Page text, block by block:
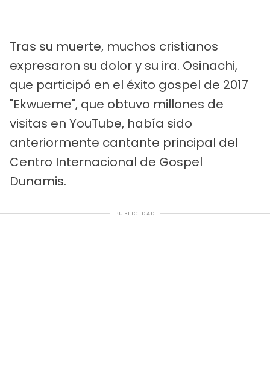
Tras su muerte, muchos cristianos
expresaron su dolor y su ira. Osinachi,
que participó en el éxito gospel de 2017
"Ekwueme", que obtuvo millones de
visitas en YouTube, había sido
anteriormente cantante principal del
Centro Internacional de Gospel
Dunamis.
PUBLICIDAD